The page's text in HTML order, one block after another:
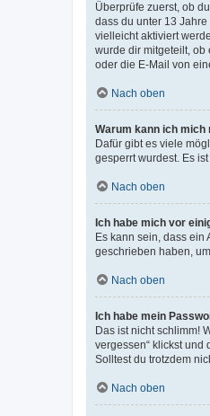
Überprüfe zuerst, ob
dass du unter 13
vielleicht aktiviert
wurde dir mitgeteilt, ob
oder die E-Mail von
Nach oben
Warum kann ich mich
Dafür gibt es viele
gesperrt wurdest. Es
Nach oben
Ich habe mich vor
Es kann sein, dass
geschrieben haben,
Nach oben
Ich habe mein
Das ist nicht schlimm!
vergessen“ klickst
Solltest du trotzdem
Nach oben